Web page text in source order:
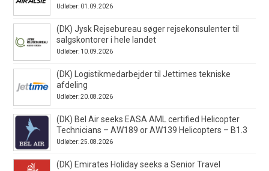
Udløber: 01.09.2026
(DK) Jysk Rejsebureau søger rejsekonsulenter til
salgskontorer i hele landet
Udløber: 10.09.2026
(DK) Logistikmedarbejder til Jettimes tekniske
afdeling
Udløber: 20.08.2026
(DK) Bel Air seeks EASA AML certified Helicopter
Technicians – AW189 or AW139 Helicopters – B1.3
Udløber: 25.08.2026
(DK) Emirates Holiday seeks a Senior Travel